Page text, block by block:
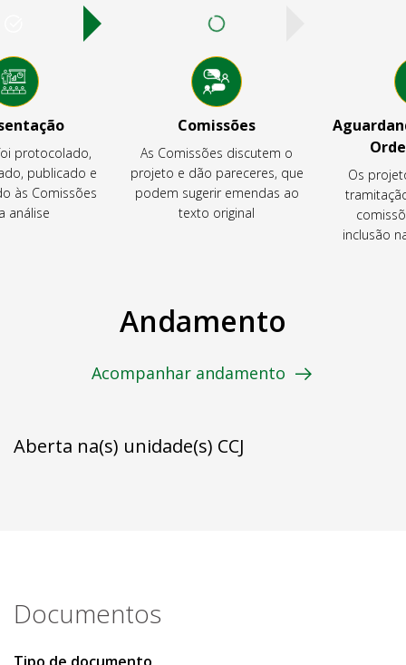
protocolado,
publicado e
às Comissões
análise
Comissões
As Comissões discutem o
projeto e dão pareceres, que
podem sugerir emendas ao
texto original
Os
inclusão
Andamento
Acompanhar andamento
Aberta na(s) unidade(s) CCJ
Documentos